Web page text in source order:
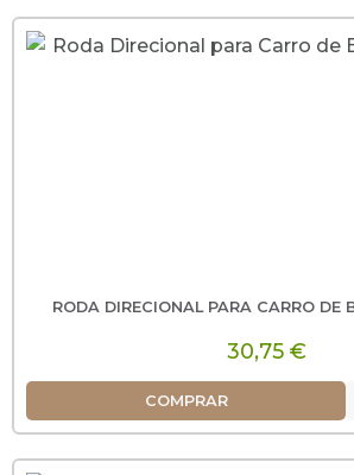
RODA DIRECIONAL PARA CARRO DE
30,75 €
COMPRAR